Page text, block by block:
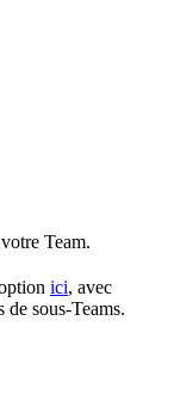
Team.
ici, avec
de sous-Teams.